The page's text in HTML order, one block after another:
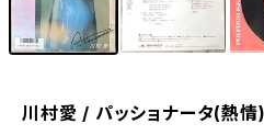
川村愛 / パッショナータ(熱情)